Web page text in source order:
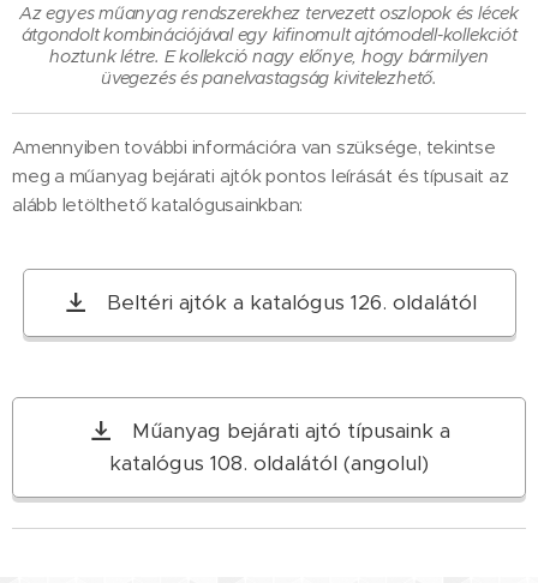
Az egyes műanyag rendszerekhez tervezett oszlopok és lécek
átgondolt kombinációjával egy kifinomult ajtómodell-kollekciót
hoztunk létre. E kollekció nagy előnye, hogy bármilyen
üvegezés és panelvastagság kivitelezhető.
Amennyiben további információra van szüksége, tekintse
meg a műanyag bejárati ajtók pontos leírását és típusait az
alább letölthető katalógusainkban:
Beltéri ajtók a katalógus 126. oldalától
Műanyag bejárati ajtó típusaink a
katalógus 108. oldalától (angolul)